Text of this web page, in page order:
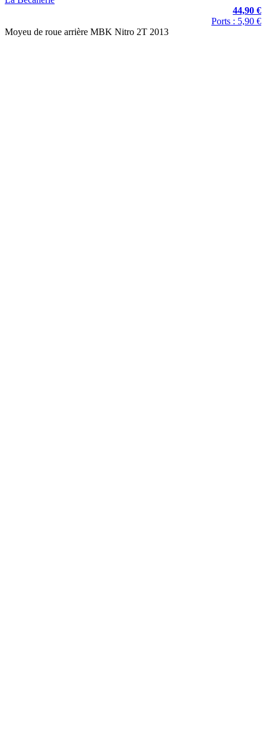
44,90 €
Ports : 5,90 €
Moyeu de roue arrière MBK Nitro 2T 2013